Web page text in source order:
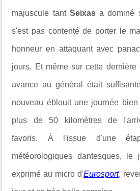
majuscule tant Seixasa dominé
s'est pas contenté de porter le
honneur en attaquant avec
jours. Et même sur cette
avance au général était
nouveau éblouit une journée
plus de 50 kilomètres de
favoris. À l'issue d'une
météorologiques dantesques, le
exprimé au micro d'Eurosport,